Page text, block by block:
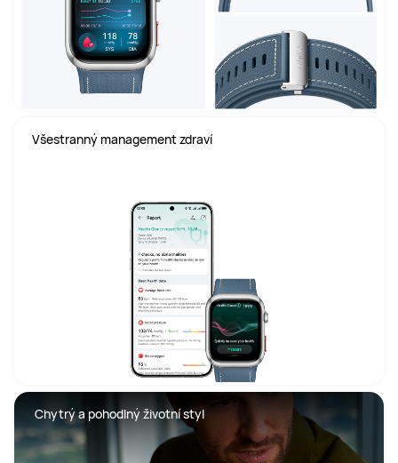
Všestranný management zdraví
Chytrý a pohodlný životní styl